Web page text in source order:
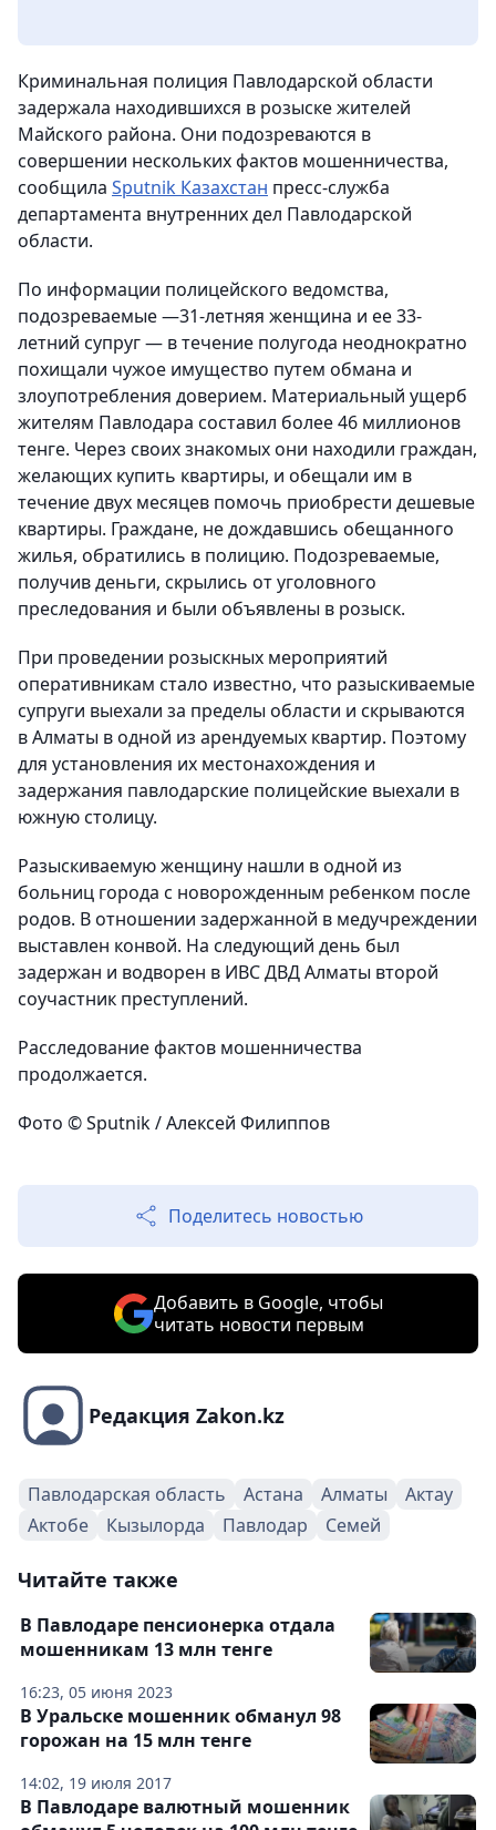
Криминальная полиция Павлодарской области
задержала находившихся в розыске жителей
Майского района. Они подозреваются в
совершении нескольких фактов мошенничества,
сообщила Sputnik Казахстан пресс-служба
департамента внутренних дел Павлодарской
области.
По информации полицейского ведомства,
подозреваемые —31-летняя женщина и ее 33-
летний супруг — в течение полугода неоднократно
похищали чужое имущество путем обмана и
злоупотребления доверием. Материальный ущерб
жителям Павлодара составил более 46 миллионов
тенге. Через своих знакомых они находили граждан,
желающих купить квартиры, и обещали им в
течение двух месяцев помочь приобрести дешевые
квартиры. Граждане, не дождавшись обещанного
жилья, обратились в полицию. Подозреваемые,
получив деньги, скрылись от уголовного
преследования и были объявлены в розыск.
При проведении розыскных мероприятий
оперативникам стало известно, что разыскиваемые
супруги выехали за пределы области и скрываются
в Алматы в одной из арендуемых квартир. Поэтому
для установления их местонахождения и
задержания павлодарские полицейские выехали в
южную столицу.
Разыскиваемую женщину нашли в одной из
больниц города с новорожденным ребенком после
родов. В отношении задержанной в медучреждении
выставлен конвой. На следующий день был
задержан и водворен в ИВС ДВД Алматы второй
соучастник преступлений.
Расследование фактов мошенничества
продолжается.
Фото © Sputnik / Алексей Филиппов
Поделитесь новостью
Добавить в Google, чтобы
читать новости первым
Редакция Zakon.kz
Павлодарская область Астана Алматы
Актау
Актобе
Кызылорда Павлодар Семей
Читайте также
16:23, 05 июня 2023
В Павлодаре пенсионерка отдала
мошенникам 13 млн тенге
14:02, 19 июля 2017
В Уральске мошенник обманул 98
горожан на 15 млн тенге
В Павлодаре валютный мошенник